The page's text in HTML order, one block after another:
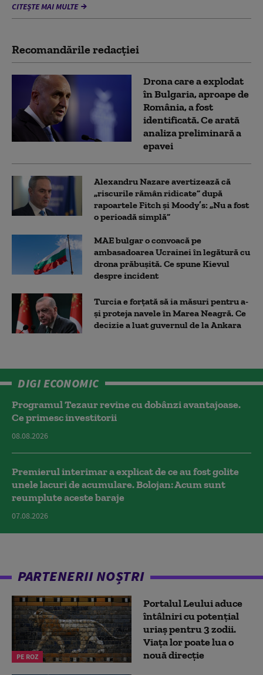
CITEȘTE MAI MULTE
Recomandările redacţiei
Drona care a explodat
în Bulgaria, aproape de
România, a fost
identificată. Ce arată
analiza preliminară a
epavei
Alexandru Nazare avertizează că
„riscurile rămân ridicate” după
rapoartele Fitch și Moody’s: „Nu a fost
o perioadă simplă”
MAE bulgar o convoacă pe
ambasadoarea Ucrainei în legătură cu
drona prăbuşită. Ce spune Kievul
despre incident
Turcia e forțată să ia măsuri pentru a-
și proteja navele în Marea Neagră. Ce
decizie a luat guvernul de la Ankara
DIGI ECONOMIC
Programul Tezaur revine cu dobânzi avantajoase.
Ce primesc investitorii
08.08.2026
Premierul interimar a explicat de ce au fost golite
unele lacuri de acumulare. Bolojan: Acum sunt
reumplute aceste baraje
07.08.2026
PARTENERII NOȘTRI
PE ROZ
Portalul Leului aduce
întâlniri cu potențial
uriaș pentru 3 zodii.
Viața lor poate lua o
nouă direcție